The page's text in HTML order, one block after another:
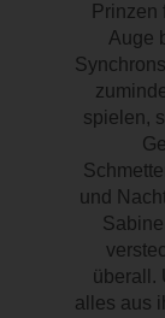
Prinzen
Auge
spielen,
und
überall.
alles aus